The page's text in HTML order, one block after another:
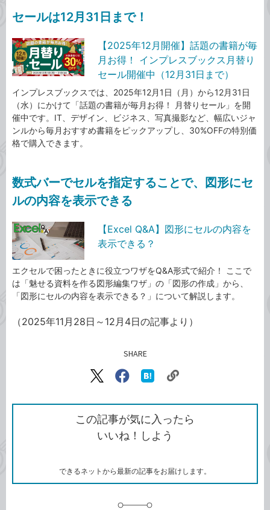
セールは12月31日まで！
【2025年12月開催】話題の書籍が毎
月お得！ インプレスブックス月替り
セール開催中（12月31日まで）
インプレスブックスでは、2025年12月1日（月）から12月31日
（水）にかけて「話題の書籍が毎月お得！ 月替りセール」を開
催中です。IT、デザイン、ビジネス、写真撮影など、幅広いジャ
ンルから毎月おすすめ書籍をピックアップし、30%OFFの特別価
格で購入できます。
数式バーでセルを指定することで、図形にセ
ルの内容を表示できる
【Excel Q&A】図形にセルの内容を
表示できる？
エクセルで困ったときに役立つワザをQ&A形式で紹介！ ここで
は「魅せる資料を作る図形編集ワザ」の「図形の作成」から、
「図形にセルの内容を表示できる？」について解説します。
（2025年11月28日～12月4日の記事より）
SHARE
X（旧
で
シ
ェ
ア
Facebook
シ
ェ
ア
な
ブ
ッ
ク
ク
ク
を
コ
この記事が気に入ったら
いいね！しよう
できるネットから最新の記事をお届けします。